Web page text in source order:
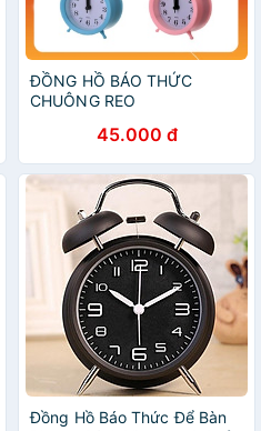
ĐỒNG HỒ BÁO THỨC
CHUÔNG REO
45.000 đ
Đồng Hồ Báo Thức Để Bàn